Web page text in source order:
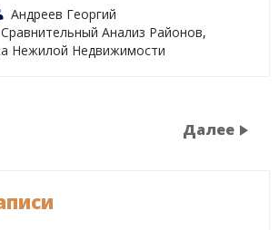
Андреев Георгий
Сравнительный Анализ Районов,
Нежилой Недвижимости
Далее